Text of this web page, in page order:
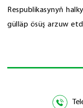
Respublikasynyň
gülläp ösüş arzuw